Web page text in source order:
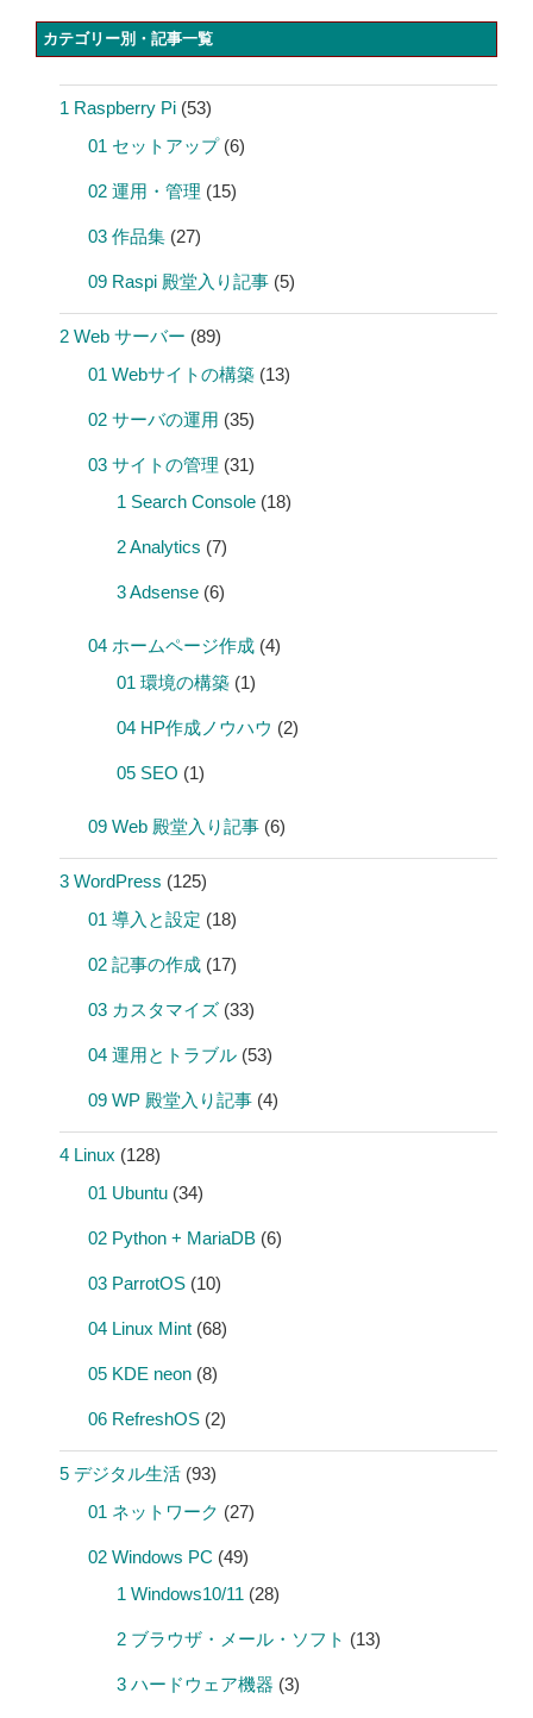
カテゴリー別・記事一覧
1 Raspberry Pi (53)
01 セットアップ(6)
02 運用・管理 (15)
03 作品集 (27)
09 Raspi 殿堂入り記事 (5)
2 Web サーバー (89)
01 Webサイトの構築 (13)
02 サーバの運用 (35)
03 サイトの管理 (31)
1 Search Console (18)
2 Analytics (7)
3 Adsense (6)
04 ホームページ作成 (4)
01 環境の構築 (1)
04 HP作成ノウハウ (2)
05 SEO (1)
09 Web 殿堂入り記事 (6)
3 WordPress (125)
01 導入と設定 (18)
02 記事の作成 (17)
03 カスタマイズ (33)
04 運用とトラブル (53)
09 WP 殿堂入り記事 (4)
4 Linux (128)
01 Ubuntu (34)
02 Python + MariaDB (6)
03 ParrotOS (10)
04 Linux Mint (68)
05 KDE neon (8)
06 RefreshOS (2)
5 デジタル生活 (93)
01 ネットワーク (27)
02 Windows PC (49)
1 Windows10/11 (28)
2 ブラウザ・メール・ソフト (13)
3 ハードウェア機器 (3)